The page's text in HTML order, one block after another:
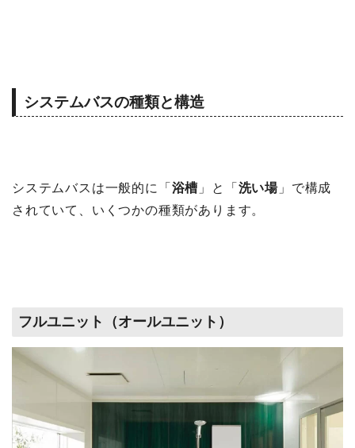
システムバスの種類と構造
システムバスは一般的に「 浴槽 」と「 洗い場 」で構成
されていて、いくつかの種類があります。
フルユニット（オールユニット）